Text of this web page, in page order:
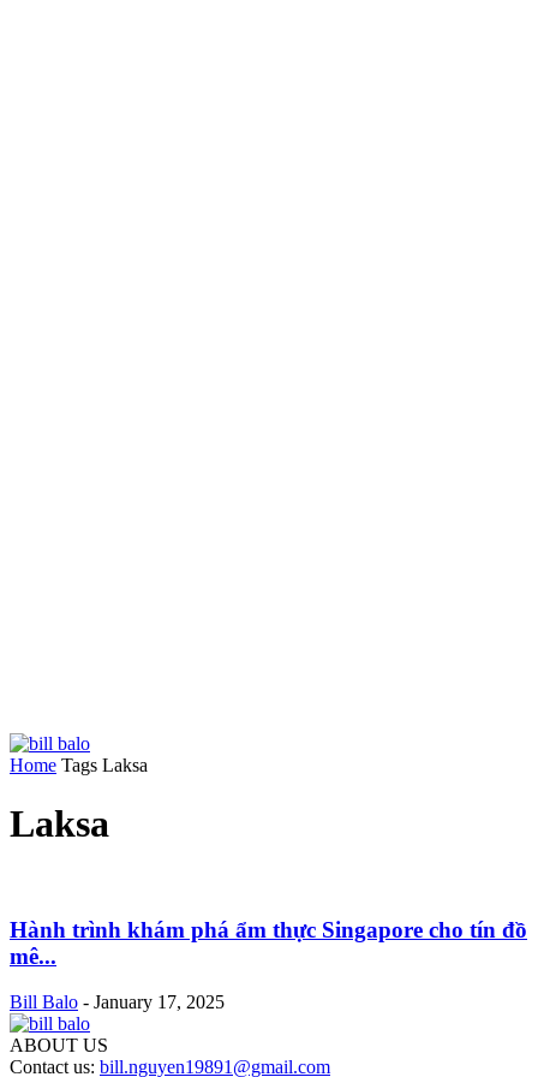
Home Tags Laksa
Laksa
Hành trình khám phá ẩm thực Singapore cho tín đồ
mê...
Bill Balo - January 17, 2025
ABOUT US
Contact us: bill.nguyen19891@gmail.com